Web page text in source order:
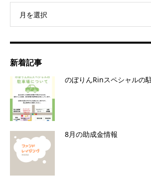
月を選択
新着記事
のぼりんRinスペシャルの
8月の助成金情報